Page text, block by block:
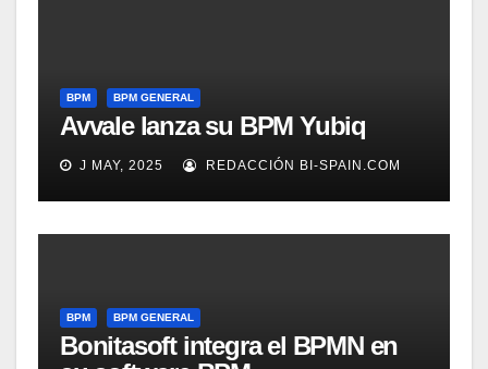
BPM BPM GENERAL
Avvale lanza su BPM Yubiq
J MAY, 2025 REDACCIÓN BI-SPAIN.COM
BPM BPM GENERAL
Bonitasoft integra el BPMN en